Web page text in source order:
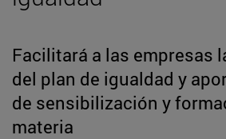
Facilitará a las empresas
del plan de igualdad y
de sensibilización y
materia